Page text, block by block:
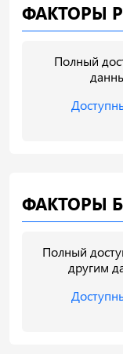
ФАКТОРЫ
Полный
ФАКТОРЫ
Полный
другим